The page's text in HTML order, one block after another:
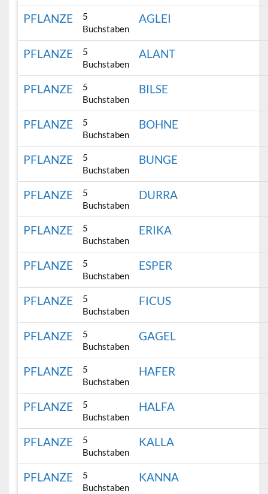
PFLANZE
5
Buchstaben
AGLEI
PFLANZE
5
Buchstaben
ALANT
PFLANZE
5
Buchstaben
BILSE
PFLANZE
5
Buchstaben
BOHNE
PFLANZE
5
Buchstaben
BUNGE
PFLANZE
5
Buchstaben
DURRA
PFLANZE
5
Buchstaben
ERIKA
PFLANZE
5
Buchstaben
ESPER
PFLANZE
5
Buchstaben
FICUS
PFLANZE
5
Buchstaben
GAGEL
PFLANZE
5
Buchstaben
HAFER
PFLANZE
5
Buchstaben
HALFA
PFLANZE
5
Buchstaben
KALLA
PFLANZE
5
Buchstaben
KANNA